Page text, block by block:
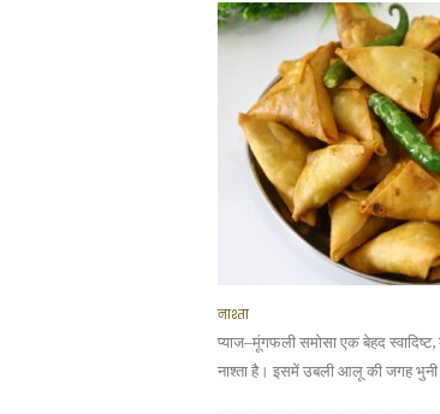
नाश्ता
प्याज–मूंगफली समोसा एक बेहद
नाश्ता है। इसमें उबली आलू की जगह